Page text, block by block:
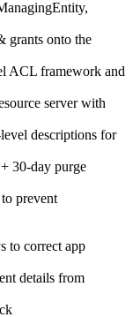
grants onto the
ACL framework and
server with
descriptions for
30-day purge
prevent
to correct app
details from